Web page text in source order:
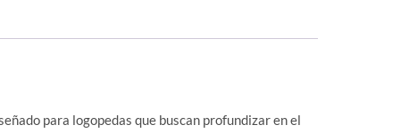
para logopedas que buscan profundizar en el